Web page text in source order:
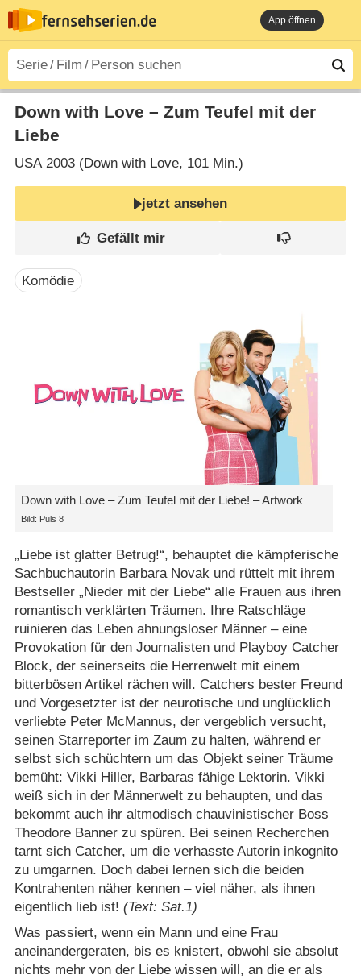
App öffnen
Down with Love – Zum Teufel mit der
Liebe
USA2003 (Down with Love‎, 101 Min.)
jetzt ansehen
Komödie
Down with Love – Zum Teufel mit der Liebe! – Artwork
Bild: Puls 8
„Liebe ist glatter Betrug!“, behauptet die kämpferische
Sachbuchautorin Barbara Novak und rüttelt mit ihrem
Bestseller „Nieder mit der Liebe“ alle Frauen aus ihren
romantisch verklärten Träumen. Ihre Ratschläge
ruinieren das Leben ahnungsloser Männer – eine
Provokation für den Journalisten und Playboy Catcher
Block, der seinerseits die Herrenwelt mit einem
bitterbösen Artikel rächen will. Catchers bester Freund
und Vorgesetzter ist der neurotische und unglücklich
verliebte Peter McMannus, der vergeblich versucht,
seinen Starreporter im Zaum zu halten, während er
selbst sich schüchtern um das Objekt seiner Träume
bemüht: Vikki Hiller, Barbaras fähige Lektorin. Vikki
weiß sich in der Männerwelt zu behaupten, und das
bekommt auch ihr altmodisch chauvinistischer Boss
Theodore Banner zu spüren. Bei seinen Recherchen
tarnt sich Catcher, um die verhasste Autorin inkognito
zu umgarnen. Doch dabei lernen sich die beiden
Kontrahenten näher kennen – viel näher, als ihnen
eigentlich lieb ist! (Text: Sat.1)
Was passiert, wenn ein Mann und eine Frau
aneinandergeraten, bis es knistert, obwohl sie absolut
nichts mehr von der Liebe wissen will, an die er als